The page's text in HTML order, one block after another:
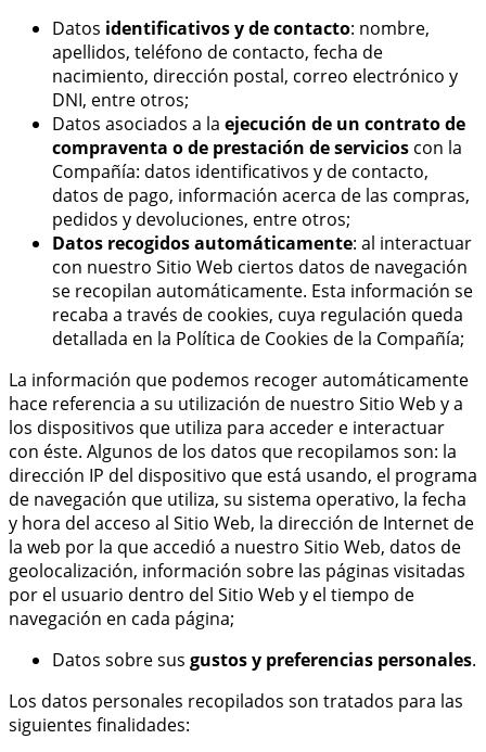
Datos identificativos y de contacto: nombre,
apellidos, teléfono de contacto, fecha de
nacimiento, dirección postal, correo electrónico y
DNI, entre otros;
Datos asociados a la ejecución de un contrato de
compraventa o de prestación de servicios con la
Compañía: datos identificativos y de contacto,
datos de pago, información acerca de las compras,
pedidos y devoluciones, entre otros;
Datos recogidos automáticamente: al interactuar
con nuestro Sitio Web ciertos datos de navegación
se recopilan automáticamente. Esta información se
recaba a través de cookies, cuya regulación queda
detallada en la Política de Cookies de la Compañía;
La información que podemos recoger automáticamente
hace referencia a su utilización de nuestro Sitio Web y a
los dispositivos que utiliza para acceder e interactuar
con éste. Algunos de los datos que recopilamos son: la
dirección IP del dispositivo que está usando, el programa
de navegación que utiliza, su sistema operativo, la fecha
y hora del acceso al Sitio Web, la dirección de Internet de
la web por la que accedió a nuestro Sitio Web, datos de
geolocalización, información sobre las páginas visitadas
por el usuario dentro del Sitio Web y el tiempo de
navegación en cada página;
Datos sobre sus gustos y preferencias personales.
Los datos personales recopilados son tratados para las
siguientes finalidades: